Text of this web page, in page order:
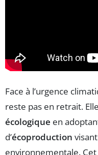
Face à l’urgence
reste pas en retrait.
écologique en
d’écoproduction
environnementale.